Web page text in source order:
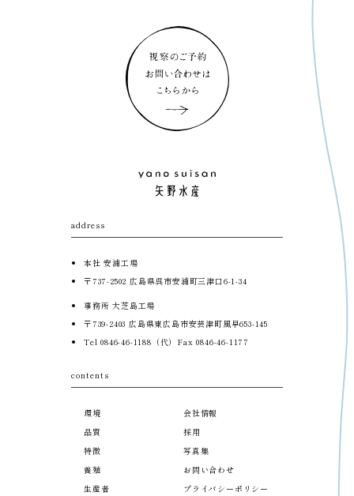
address
本社 安浦工場
〒737-2502 広島県呉市安浦町三津口6-1-34
事務所 大芝島工場
〒739-2403 広島県東広島市安芸津町風早653-145
Tel 0846-46-1188（代） Fax 0846-46-1177
contents
環境
品質
特徴
養殖
生産者
会社情報
採用
写真集
お問い合わせ
プライバシーポリシー